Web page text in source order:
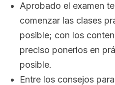
Aprobado el examen
comenzar las clases
posible; con los
preciso ponerlos en
posible.
Entre los consejos